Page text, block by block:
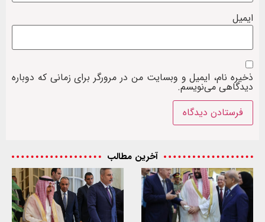
ایمیل
ذخیره نام، ایمیل و وبسایت من در مرورگر برای زمانی که دوباره
دیدگاهی می‌نویسم.
آخرین مطالب